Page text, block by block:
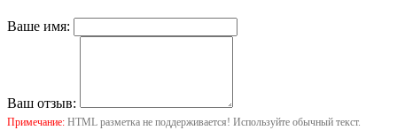
Ваше имя:
Ваш отзыв:
Примечание: HTML разметка не поддерживается! Используйте обычный текст.